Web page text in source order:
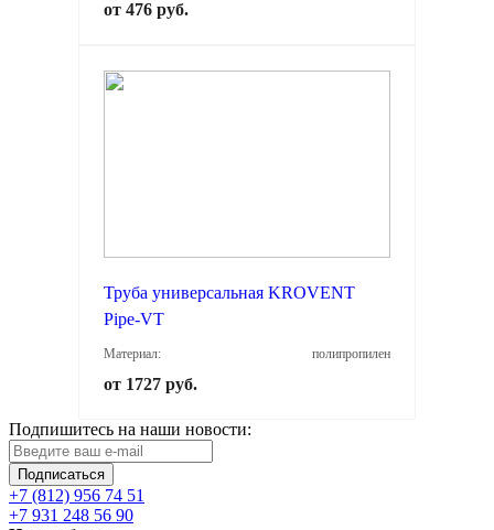
от 476 руб.
Труба универсальная KROVENT
Pipe-VT
Материал: полипропилен
от 1727 руб.
Подпишитесь на наши новости:
Подписаться
+7 (812) 956 74 51
+7 931 248 56 90